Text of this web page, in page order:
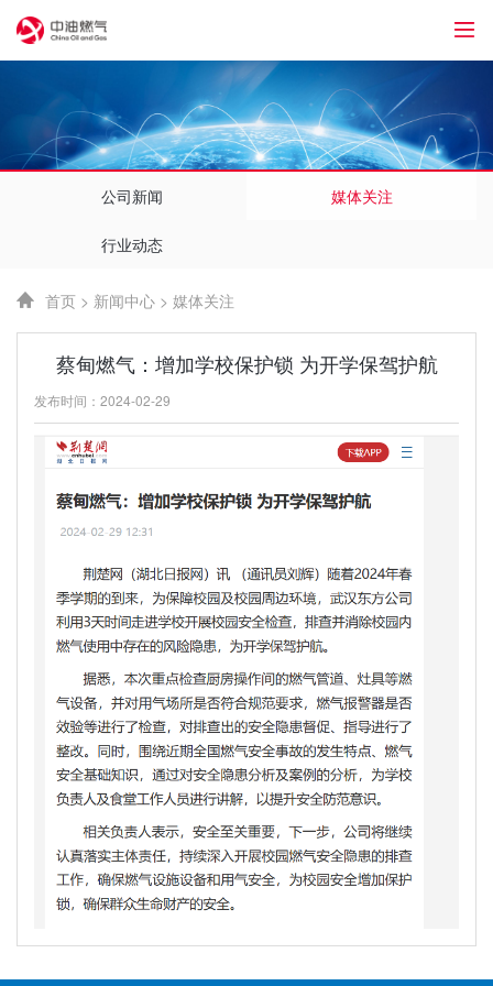
公司新闻 媒体关注
行业动态
首页 > 新闻中心 > 媒体关注
蔡甸燃气：增加学校保护锁 为开学保驾护航
发布时间：2024-02-29